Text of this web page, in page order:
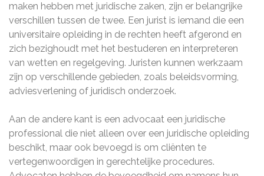
maken hebben met juridische zaken, zijn er belangrijke
verschillen tussen de twee. Een jurist is iemand die een
universitaire opleiding in de rechten heeft afgerond en
zich bezighoudt met het bestuderen en interpreteren
van wetten en regelgeving. Juristen kunnen werkzaam
zijn op verschillende gebieden, zoals beleidsvorming,
adviesverlening of juridisch onderzoek.
Aan de andere kant is een advocaat een juridische
professional die niet alleen over een juridische opleiding
beschikt, maar ook bevoegd is om cliënten te
vertegenwoordigen in gerechtelijke procedures.